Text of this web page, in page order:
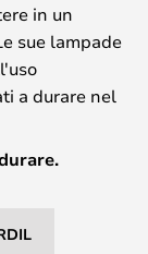
in un
sue lampade
a durare nel